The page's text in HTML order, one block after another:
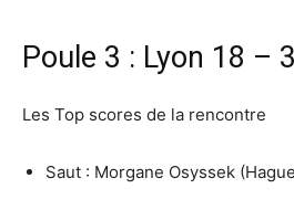
Poule 3 : Lyon 18 –
Les Top scores de la rencontre
Saut : Morgane Osyssek